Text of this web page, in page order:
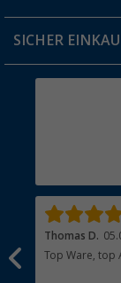
Jobs & Karriere
Rücksendung
SICHER
Thomas D.
Top Ware, top